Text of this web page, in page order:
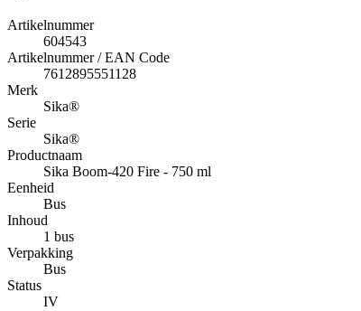
Artikelnummer
604543
Artikelnummer / EAN Code
7612895551128
Merk
Sika®
Serie
Sika®
Productnaam
Sika Boom-420 Fire - 750 ml
Eenheid
Bus
Inhoud
1 bus
Verpakking
Bus
Status
IV